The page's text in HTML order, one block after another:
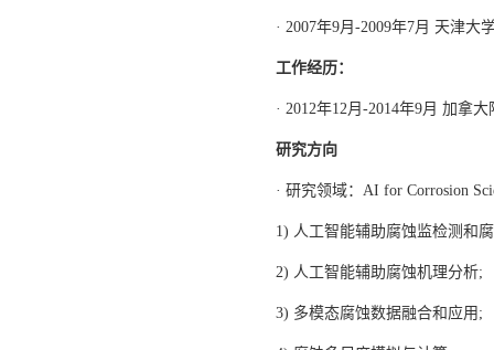
· 2007年9月-2009年7月 天津大
工作经历：
· 2012年12月-2014年9月 加拿
研究方向
· 研究领域：AI for Corrosion
1) 人工智能辅助腐蚀监检测和
2) 人工智能辅助腐蚀机理分析;
3) 多模态腐蚀数据融合和应用;